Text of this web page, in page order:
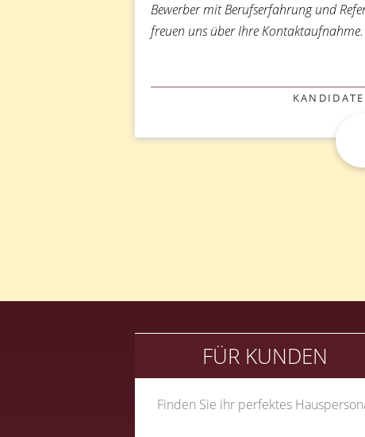
Bewerber mit Berufserfahrung und
freuen uns über Ihre Kontaktaufnahme.
FÜR KUNDEN
Finden Sie ihr perfektes